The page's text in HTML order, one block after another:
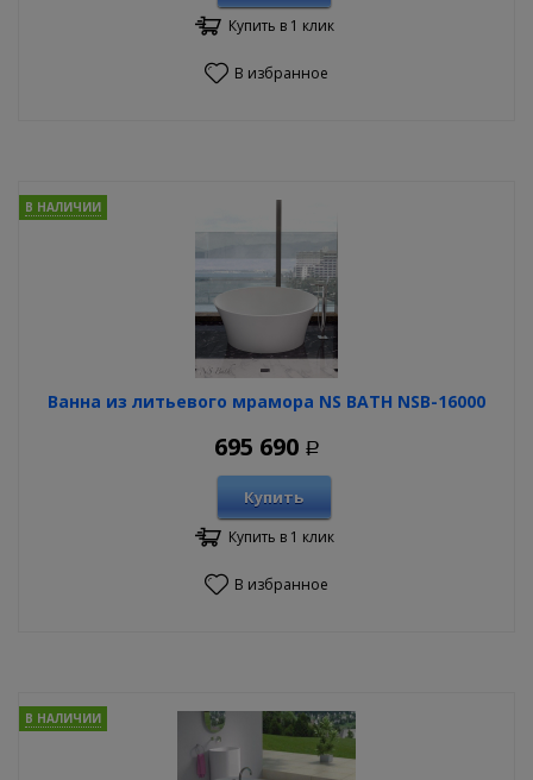
Купить в 1 клик
В избранное
Ванна из литьевого мрамора NS BATH NSB-16000
В НАЛИЧИИ
695 690 Р
Купить
Купить в 1 клик
В избранное
В НАЛИЧИИ